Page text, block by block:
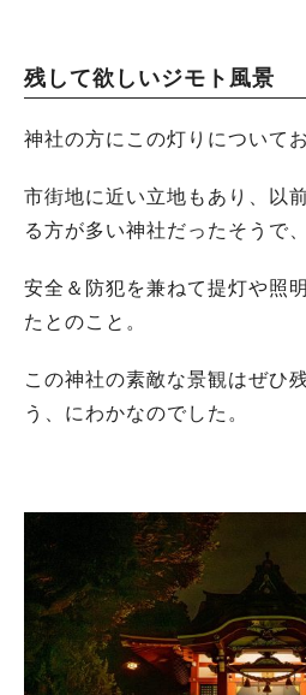
残して欲しいジモト風景
神社の方にこの灯りについて
市街地に近い立地もあり、以
る方が多い神社だったそうで、
安全＆防犯を兼ねて提灯や照
たとのこと。
この神社の素敵な景観はぜひ
う、にわかなのでした。